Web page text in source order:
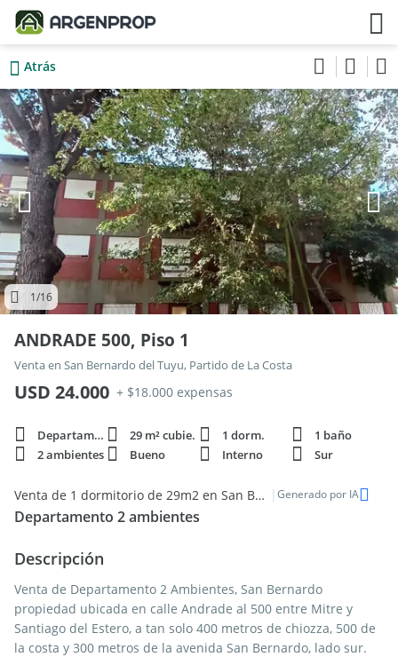
Atrás
1/16
ANDRADE 500, Piso 1
Venta en San Bernardo del Tuyu, Partido de La Costa
USD 24.000 + $18.000 expensas
Departamento 29 m² cubie. 1 dorm.
1 baño
2 ambientes
Bueno Interno Sur
Venta de 1 dormitorio de 29m2 en San Bernardo del Tuyu | Generado por IA
Departamento 2 ambientes
Descripción
Venta de Departamento 2 Ambientes, San Bernardo
propiedad ubicada en calle Andrade al 500 entre Mitre y
Santiago del Estero, a tan solo 400 metros de chiozza, 500 de
la costa y 300 metros de la avenida San Bernardo, lado sur.